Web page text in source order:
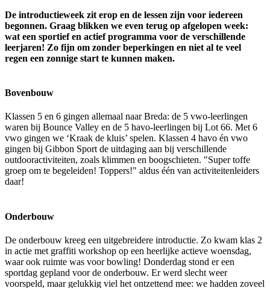
De introductieweek zit erop en de lessen zijn voor iedereen
begonnen. Graag blikken we even terug op afgelopen week:
wat een sportief en actief programma voor de verschillende
leerjaren! Zo fijn om zonder beperkingen en niet al te veel
regen een zonnige start te kunnen maken.
Bovenbouw
Klassen 5 en 6 gingen allemaal naar Breda: de 5 vwo-leerlingen
waren bij Bounce Valley en de 5 havo-leerlingen bij Lot 66. Met 6
vwo gingen we ‘Kraak de kluis’ spelen. Klassen 4 havo én vwo
gingen bij Gibbon Sport de uitdaging aan bij verschillende
outdooractiviteiten, zoals klimmen en boogschieten. "Super toffe
groep om te begeleiden! Toppers!" aldus één van activiteitenleiders
daar!
Onderbouw
De onderbouw kreeg een uitgebreidere introductie. Zo kwam klas 2
in actie met graffiti workshop op een heerlijke actieve woensdag,
waar ook ruimte was voor bowling! Donderdag stond er een
sportdag gepland voor de onderbouw. Er werd slecht weer
voorspeld, maar gelukkig viel het ontzettend mee: we hadden zoveel